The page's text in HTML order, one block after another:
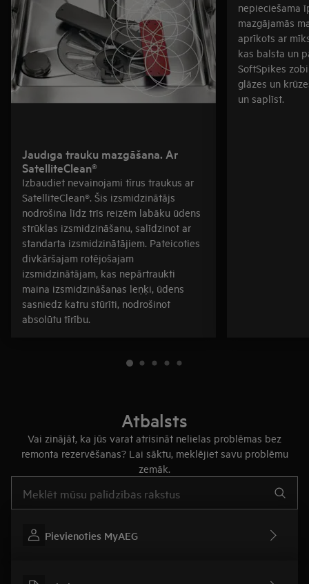
Jaudīga trauku mazgāšana. Ar
SatelliteClean®
Izbaudiet nevainojami tīrus traukus ar
SatelliteClean®. Šis izsmidzinātājs
nodrošina līdz trīs reizēm labāku ūdens
strūklas izsmidzināšanu, salīdzinot ar
standarta izsmidzinātājiem. Pateicoties
divkāršajam rotējošajam
izsmidzinātājam, kas nepārtraukti
maina izsmidzināšanas leņķi, ūdens
sasniedz katru stūrīti, nodrošinot
absolūtu tīrību.
nepieciešama
mazgājamās
aprīkots ar
kas balsta un
SoftSpikes
glāzes un
un saplīst.
Atbalsts
Vai zinājāt, ka jūs varat atrisināt nelielas problēmas bez
remonta rezervēšanas? Lai sāktu, meklējiet savu problēmu
zemāk.
Pievienoties MyAEG